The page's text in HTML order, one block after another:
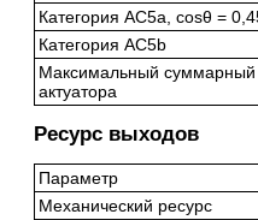
Категория AC5a, cosθ =
Категория AC5b
Максимальный суммарный
актуатора
Ресурс выходов
Параметр
Механический ресурс